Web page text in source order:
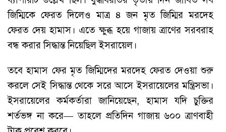
জিম্মিকে ফেরত দিলেও মাত্র ৪ জন মৃত জিম্মির মরদেহ
ফেরত দেয় হামাস। এতে ক্ষুব্ধ হয়ে গাজায় ত্রাণের সরবরাহ
বন্ধ করার সিদ্ধান্ত নিয়েছিল ইসরায়েল।
তবে হামাস ফের মৃত জিম্মিদের মরদেহ ফেরত দেওয়া শুরু
করলে সেই সিদ্ধান্ত থেকে সরে আসে ইসরায়েলের মন্ত্রিসভা।
ইসরায়েলের কর্মকর্তারা জানিয়েছেন, হামাস যদি চুক্তির
শর্তভঙ্গ না করে— তাহলে প্রতিদিন গাজায় ৬০০ ত্রাণবাহী